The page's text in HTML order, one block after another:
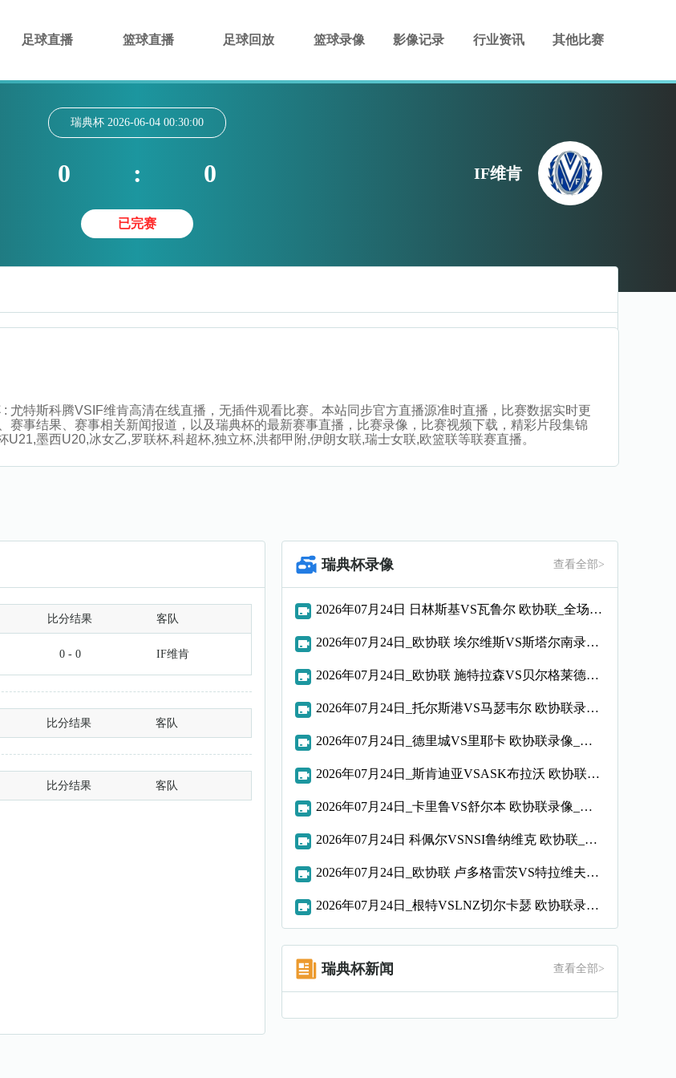
足球直播 篮球直播 足球回放 篮球录像 影像记录 行业资讯 其他比赛
瑞典杯 2026-06-04 00:30:00
0 : 0
已完赛
IF维肯
尤特斯科腾VSIF维肯高清在线直播，无插件观看比赛。本站同步官方直播源准时直播，比赛数据实时更
赛事结果、赛事相关新闻报道，以及瑞典杯的最新赛事直播，比赛录像，比赛视频下载，精彩片段集锦
墨西U20,冰女乙,罗联杯,科超杯,独立杯,洪都甲附,伊朗女联,瑞士女联,欧篮联等联赛直播。
比分结果 客队
0 - 0 IF维肯
比分结果 客队
比分结果 客队
瑞典杯录像 查看全部>
2026年07月24日 日林斯基VS瓦鲁尔 欧协联_全场录像【全场回放】
2026年07月24日_欧协联 埃尔维斯VS斯塔尔南录像_全场录像【全场回放】
2026年07月24日_欧协联 施特拉森VS贝尔格莱德游击录像_高清录像【全场回放】
2026年07月24日_托尔斯港VS马瑟韦尔 欧协联录像_高清录像【全场回放】
2026年07月24日_德里城VS里耶卡 欧协联录像_全场录像【全场回放】
2026年07月24日_斯肯迪亚VSASK布拉沃 欧协联录像_全场录像【全场回放】
2026年07月24日_卡里鲁VS舒尔本 欧协联录像_全场录像【高清回放】
2026年07月24日 科佩尔VSNSI鲁纳维克 欧协联_全场录像【全场回放】
2026年07月24日_欧协联 卢多格雷茨VS特拉维夫夏普尔录像_全场录像【全场回放】
2026年07月24日_根特VSLNZ切尔卡瑟 欧协联录像_全场录像【高清回放】
瑞典杯新闻 查看全部>